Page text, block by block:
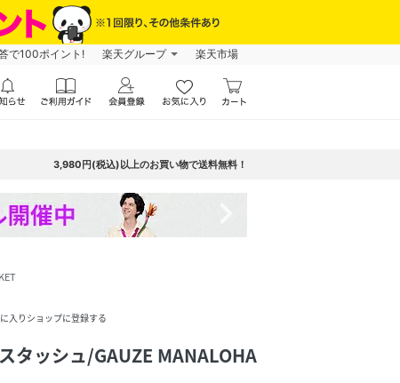
で100ポイント! 楽天グループ 楽天市場
3,980円(税込)以上のお買い物で送料無料！
入りショップに登録する
タッシュ/GAUZE MANALOHA